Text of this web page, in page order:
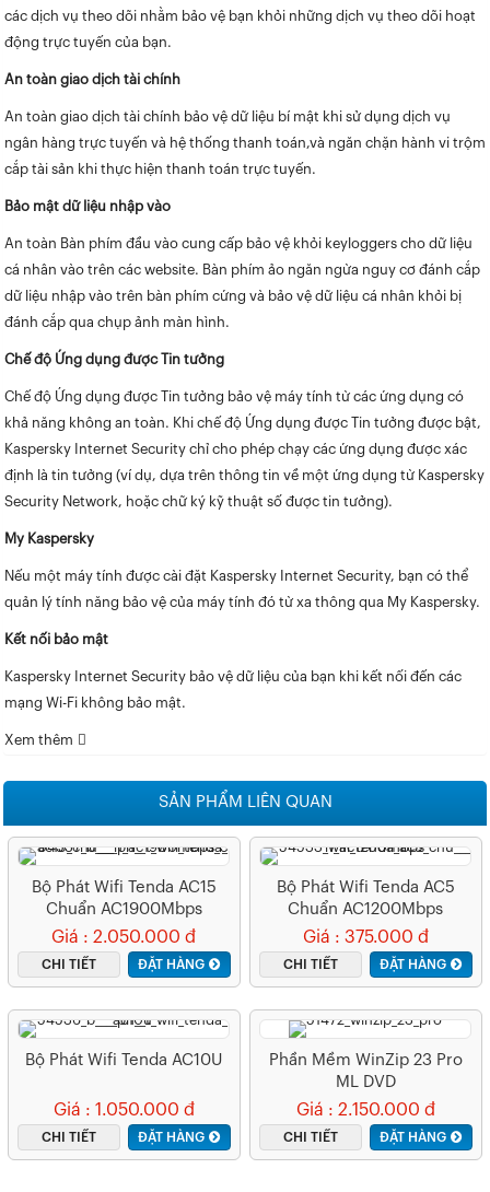
các dịch vụ theo dõi nhằm bảo vệ bạn khỏi những dịch vụ theo dõi hoạt
động trực tuyến của bạn.
An toàn giao dịch tài chính
An toàn giao dịch tài chính bảo vệ dữ liệu bí mật khi sử dụng dịch vụ
ngân hàng trực tuyến và hệ thống thanh toán,và ngăn chặn hành vi trộm
cắp tài sản khi thực hiện thanh toán trực tuyến.
Bảo mật dữ liệu nhập vào
An toàn Bàn phím đầu vào cung cấp bảo vệ khỏi keyloggers cho dữ liệu
cá nhân vào trên các website. Bàn phím ảo ngăn ngừa nguy cơ đánh cắp
dữ liệu nhập vào trên bàn phím cứng và bảo vệ dữ liệu cá nhân khỏi bị
đánh cắp qua chụp ảnh màn hình.
Chế độ Ứng dụng được Tin tưởng
Chế độ Ứng dụng được Tin tưởng bảo vệ máy tính từ các ứng dụng có
khả năng không an toàn. Khi chế độ Ứng dụng được Tin tưởng được bật,
Kaspersky Internet Security chỉ cho phép chạy các ứng dụng được xác
định là tin tưởng (ví dụ, dựa trên thông tin về một ứng dụng từ Kaspersky
Security Network, hoặc chữ ký kỹ thuật số được tin tưởng).
My Kaspersky
Nếu một máy tính được cài đặt Kaspersky Internet Security, bạn có thể
quản lý tính năng bảo vệ của máy tính đó từ xa thông qua My Kaspersky.
Kết nối bảo mật
Kaspersky Internet Security bảo vệ dữ liệu của bạn khi kết nối đến các
mạng Wi-Fi không bảo mật.
Xem thêm
SẢN PHẨM LIÊN QUAN
Bộ Phát Wifi Tenda AC15
Chuẩn AC1900Mbps
Giá : 2.050.000 đ
CHI TIẾT ĐẶT HÀNG
Bộ Phát Wifi Tenda AC5
Chuẩn AC1200Mbps
Giá : 375.000 đ
CHI TIẾT ĐẶT HÀNG
Bộ Phát Wifi Tenda AC10U
Giá : 1.050.000 đ
CHI TIẾT ĐẶT HÀNG
Phần Mềm WinZip 23 Pro
ML DVD
(WZ23PROMLDVDAM)
Giá : 2.150.000 đ
CHI TIẾT ĐẶT HÀNG